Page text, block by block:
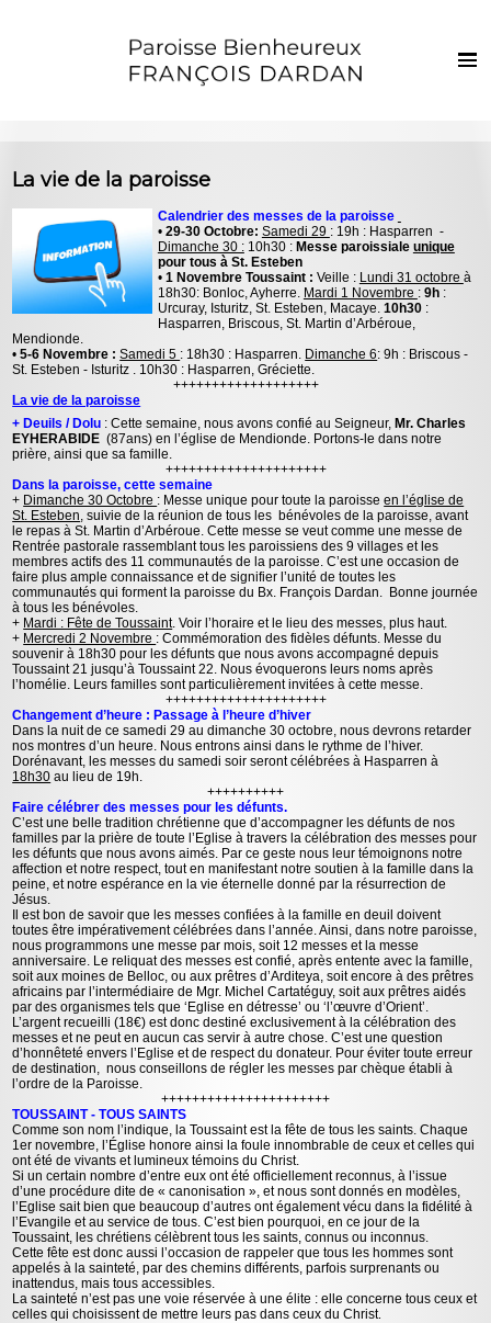
Vie de la paroisse
Les clochers
Sacrements et vie chrétienne
Enfants et jeunes
Photos
Contact
La vie de la paroisse
Calendrier des messes de la paroisse
• 29-30 Octobre: Samedi 29 : 19h : Hasparren -
Dimanche 30 :10h30 : Messe paroissiale unique
pour tous à St. Esteben
• 1 Novembre Toussaint : Veille : Lundi 31 octobre à
18h30: Bonloc, Ayherre. Mardi 1 Novembre : 9h:
Urcuray, Isturitz, St. Esteben, Macaye. 10h30:
Hasparren, Briscous, St. Martin d’Arbéroue,
Mendionde.
•5-6 Novembre :Samedi 5 : 18h30 : Hasparren. Dimanche 6: 9h : Briscous -
St. Esteben - Isturitz . 10h30 : Hasparren, Gréciette.
+++++++++++++++++++
La vie de la paroisse
+ Deuils / Dolu : Cette semaine, nous avons confié au Seigneur,Mr. Charles
EYHERABIDE (87ans) en l’église de Mendionde. Portons-le dans notre
prière, ainsi que sa famille.
+++++++++++++++++++++
Dans la paroisse, cette semaine
+ Dimanche 30 Octobre : Messe unique pour toute la paroisseen l’église de
St. Esteben , suivie de la réunion de tous les bénévoles de la paroisse, avant
le repas à St. Martin d’Arbéroue. Cette messe se veut comme une messe de
Rentrée pastorale rassemblant tous les paroissiens des 9 villages et les
membres actifs des 11 communautés de la paroisse. C’est une occasion de
faire plus ample connaissance et de signifier l’unité de toutes les
communautés qui forment la paroisse du Bx. François Dardan. Bonne journée
à tous les bénévoles.
+ Mardi : Fête de Toussaint. Voir l’horaire et le lieu des messes, plus haut.
+ Mercredi 2 Novembre : Commémoration des fidèles défunts. Messe du
souvenir à 18h30 pour les défunts que nous avons accompagné depuis
Toussaint 21 jusqu’à Toussaint 22. Nous évoquerons leurs noms après
l’homélie. Leurs familles sont particulièrement invitées à cette messe.
+++++++++++++++++++++
Changement d’heure : Passage à l’heure d’hiver
Dans la nuit de ce samedi 29 au dimanche 30 octobre, nous devrons retarder
nos montres d’un heure. Nous entrons ainsi dans le rythme de l’hiver.
Dorénavant, les messes du samedi soir seront célébrées à Hasparren à
18h30 au lieu de 19h.
++++++++++
Faire célébrer des messes pour les défunts.
C’est une belle tradition chrétienne que d’accompagner les défunts de nos
familles par la prière de toute l’Eglise à travers la célébration des messes pour
les défunts que nous avons aimés. Par ce geste nous leur témoignons notre
affection et notre respect, tout en manifestant notre soutien à la famille dans la
peine, et notre espérance en la vie éternelle donné par la résurrection de
Jésus.
Il est bon de savoir que les messes confiées à la famille en deuil doivent
toutes être impérativement célébrées dans l’année. Ainsi, dans notre paroisse,
nous programmons une messe par mois, soit 12 messes et la messe
anniversaire. Le reliquat des messes est confié, après entente avec la famille,
soit aux moines de Belloc, ou aux prêtres d’Arditeya, soit encore à des prêtres
africains par l’intermédiaire de Mgr. Michel Cartatéguy, soit aux prêtres aidés
par des organismes tels que ‘Eglise en détresse’ ou ‘l’œuvre d’Orient’.
L’argent recueilli (18€) est donc destiné exclusivement à la célébration des
messes et ne peut en aucun cas servir à autre chose. C’est une question
d’honnêteté envers l’Eglise et de respect du donateur. Pour éviter toute erreur
de destination, nous conseillons de régler les messes par chèque établi à
l’ordre de la Paroisse.
++++++++++++++++++++++
TOUSSAINT - TOUS SAINTS
Comme son nom l’indique, la Toussaint est la fête de tous les saints. Chaque
1er novembre, l’Église honore ainsi la foule innombrable de ceux et celles qui
ont été de vivants et lumineux témoins du Christ.
Si un certain nombre d’entre eux ont été officiellement reconnus, à l’issue
d’une procédure dite de « canonisation », et nous sont donnés en modèles,
l’Eglise sait bien que beaucoup d’autres ont également vécu dans la fidélité à
l’Evangile et au service de tous. C’est bien pourquoi, en ce jour de la
Toussaint, les chrétiens célèbrent tous les saints, connus ou inconnus.
Cette fête est donc aussi l’occasion de rappeler que tous les hommes sont
appelés à la sainteté, par des chemins différents, parfois surprenants ou
inattendus, mais tous accessibles.
La sainteté n’est pas une voie réservée à une élite : elle concerne tous ceux et
celles qui choisissent de mettre leurs pas dans ceux du Christ.